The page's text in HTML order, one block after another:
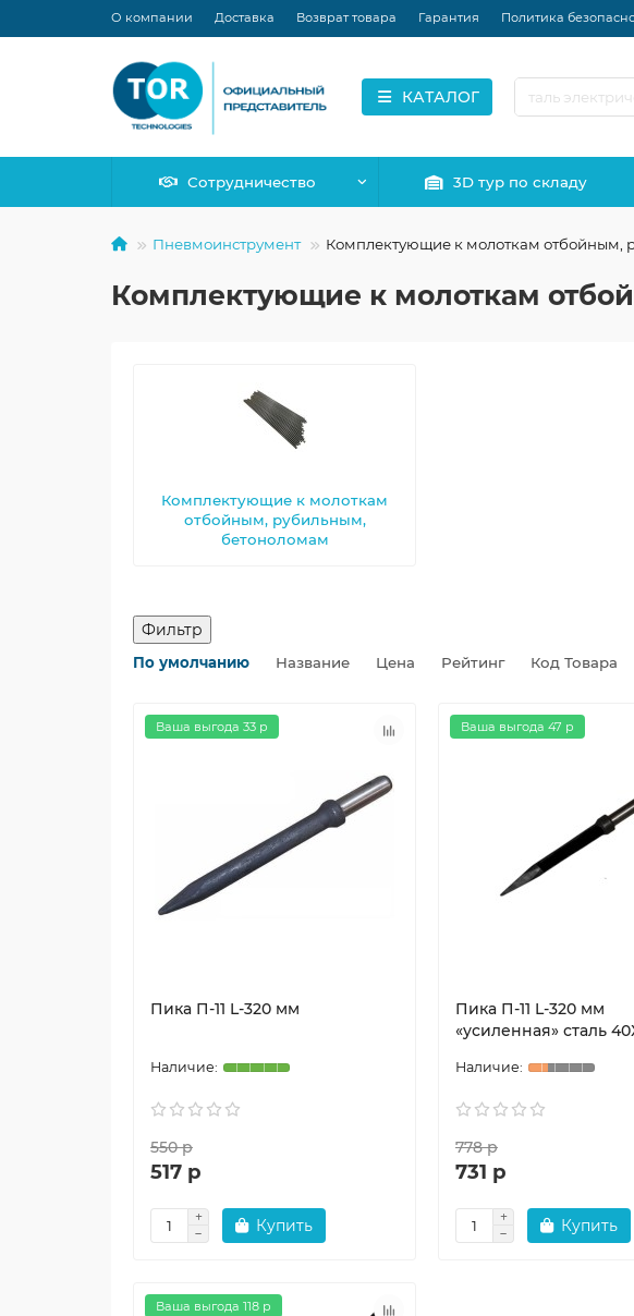
О компании Доставка Возврат товара Гарантия Политика
КАТАЛОГ
Сотрудничество 3D тур по складу
Пневмоинструмент Комплектующие к молоткам отбойным,
Комплектующие к молоткам
Комплектующие к молоткам
отбойным, рубильным,
бетоноломам
Фильтр
По умолчанию Название Цена Рейтинг Код Товара
Ваша выгода 33 р
Пика П-11 L-320 мм
550 р
517 р
Купить
Ваша выгода 47 р
Пика П-11 L-320 мм
«усиленная» сталь
778 р
731 р
Купить
Ваша выгода 118 р